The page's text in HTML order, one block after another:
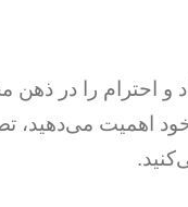
احترام را در ذهن
اهمیت می‌دهید،